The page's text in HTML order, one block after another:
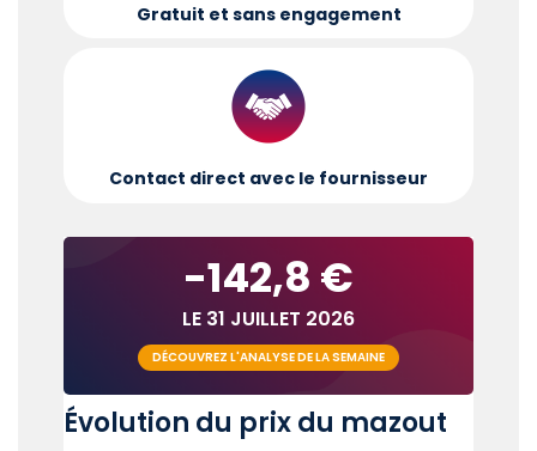
Gratuit et sans engagement
Contact direct avec le fournisseur
-142,8 €
LE 31 JUILLET 2026
DÉCOUVREZ L'ANALYSE DE LA SEMAINE
Évolution du prix du mazout